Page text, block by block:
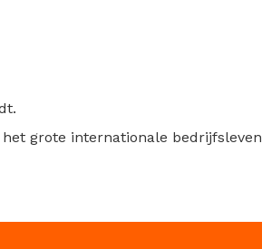
grote internationale bedrijfsleven